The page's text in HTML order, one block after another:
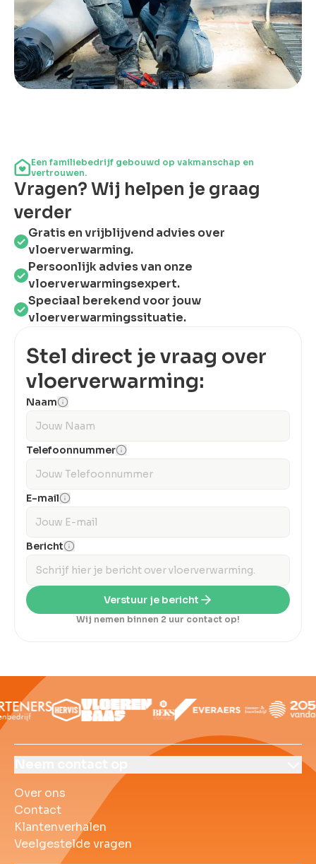
Een familiebedrijf gebouwd op vakmanschap en
vertrouwen.
Vragen? Wij helpen je graag
verder
Gratis en vrijblijvend advies over
vloerverwarming.
Persoonlijk advies van onze
vloerverwarmingsexpert.
Speciaal berekend voor jouw
vloerverwarmingssituatie.
Stel direct je vraag over
vloerverwarming:
Naam
Telefoonnummer
E-mail
Bericht
Verstuur je bericht
Wij nemen binnen 2 uur contact op!
Klantenverhalen Veelgestelde
Over ons
Contact
Klantenverhalen
Veelgestelde vragen